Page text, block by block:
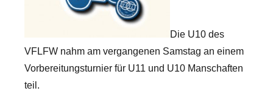
Die U10 des
VFLFW nahm am vergangenen Samstag an einem
Vorbereitungsturnier für U11 und U10 Manschaften
teil.